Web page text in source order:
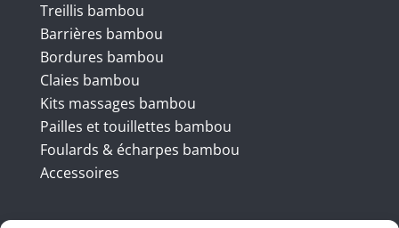
Treillis bambou
Barrières bambou
Bordures bambou
Claies bambou
Kits massages bambou
Pailles et touillettes bambou
Foulards & écharpes bambou
Accessoires